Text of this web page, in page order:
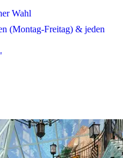
Wahl
(Montag-Freitag) & jeden